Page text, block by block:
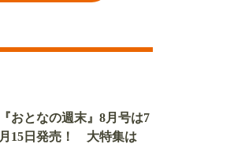
『おとなの週末』8月号は7
月15日発売！ 大特集は